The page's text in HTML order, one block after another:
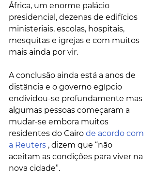
África, um enorme palácio
presidencial, dezenas de edifícios
ministeriais, escolas, hospitais,
mesquitas e igrejas e com muitos
mais ainda por vir.
A conclusão ainda está a anos de
distância e o governo egípcio
endividou-se profundamente mas
algumas pessoas começaram a
mudar-se embora muitos
residentes do Cairo de acordo com
a Reuters , dizem que “não
aceitam as condições para viver na
nova cidade”.